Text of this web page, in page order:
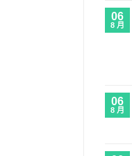
06
8 月
06
8 月